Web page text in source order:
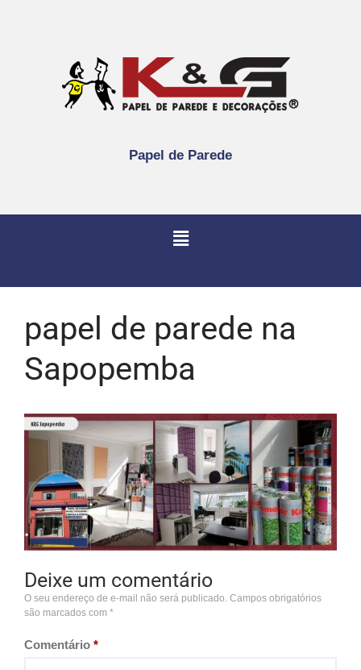
Papel de Parede
papel de parede na
Sapopemba
Deixe um comentário
O seu endereço de e-mail não será publicado. Campos obrigatórios
são marcados com *
Comentário *